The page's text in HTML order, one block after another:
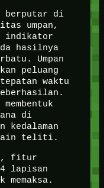
berputar di
umpan,
indikator
hasilnya
Umpan
peluang
waktu
di
kedalaman
teliti.
fitur
4 lapisan
memaksa.